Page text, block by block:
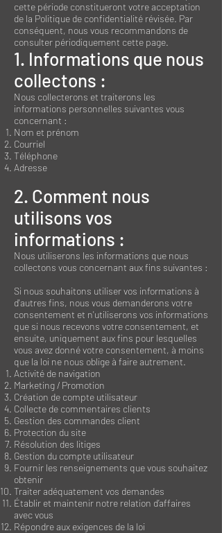
cette période constitueront votre acceptation
de la Politique de confidentialité révisée. Par
conséquent, nous vous recommandons de
consulter périodiquement cette page.
1. Informations que nous
collectons :
Nous collecterons et traiterons les
informations personnelles suivantes vous
concernant :
Nom et prénom
Courriel
Téléphone
Adresse
2. Comment nous
utilisons vos
informations :
Nous utiliserons les informations que nous
collectons vous concernant aux fins suivantes :
Si nous souhaitons utiliser vos informations à
d'autres fins, nous vous demanderons votre
consentement et n'utiliserons vos informations
que si nous recevons votre consentement, et
ensuite, uniquement aux fins pour lesquelles
vous avez donné votre consentement, à moins
que la loi ne nous oblige à faire autrement.
Activité de navigation
Marketing / Promotion
Création de compte utilisateur
Collecte de commentaires clients
Gestion des commandes client
Protection du site
Résolution des litiges
Gestion du compte utilisateur
Fournir les renseignements que vous souhaitez
obtenir
Traiter adéquatement vos demandes
Établir et maintenir notre relation d’affaires
avec vous
Répondre aux exigences de la loi